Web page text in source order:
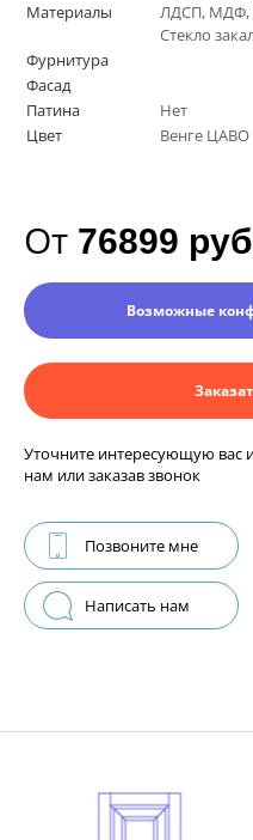
Материалы
ЛДСП, МДФ,
Стекло
Фурнитура
Фасад
Патина
Нет
Цвет
Венге ЦАВО
От 76899
Возможные
Уточните интересующую вас
нам или заказав звонок
Позвоните мне
Написать нам